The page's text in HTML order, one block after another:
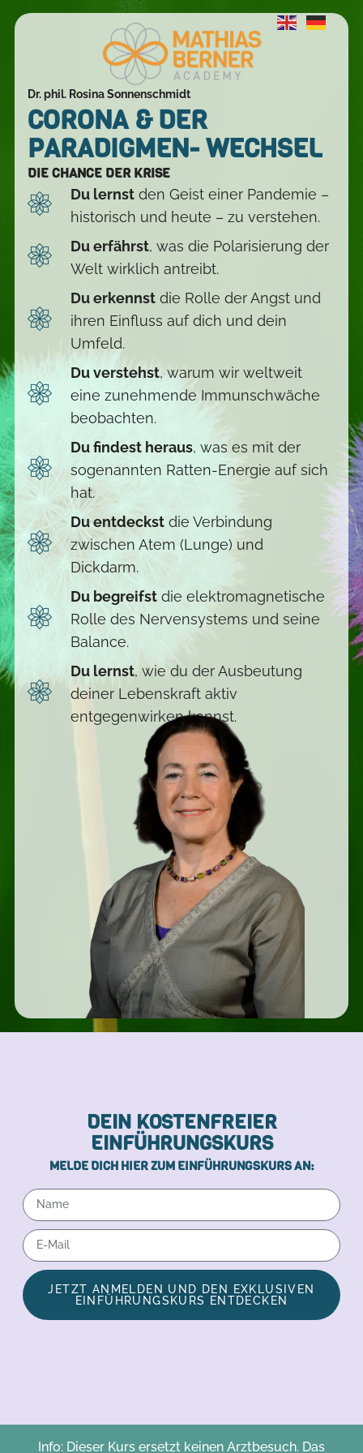
Dr. phil. Rosina Sonnenschmidt
CORONA & DER
PARADIGMEN- WECHSEL
DIE CHANCE DER KRISE
Du lernstden Geist einer Pandemie –
historisch und heute – zu verstehen.
Du erfährst, was die Polarisierung der
Welt wirklich antreibt.
Du erkennstdie Rolle der Angst und
ihren Einfluss auf dich und dein
Umfeld.
Du verstehst, warum wir weltweit
eine zunehmende Immunschwäche
beobachten.
Du findest heraus, was es mit der
sogenannten Ratten-Energie auf sich
hat.
Du entdeckstdie Verbindung
zwischen Atem (Lunge) und
Dickdarm.
Du begreifstdie elektromagnetische
Rolle des Nervensystems und seine
Balance.
Du lernst, wie du der Ausbeutung
deiner Lebenskraft aktiv
entgegenwirken kannst.
DEIN KOSTENFREIER
EINFÜHRUNGSKURS
MELDE DICH HIER ZUM EINFÜHRUNGSKURS AN:
JETZT ANMELDEN UND DEN EXKLUSIVEN
EINFÜHRUNGSKURS ENTDECKEN
Info: Dieser Kurs ersetzt keinen Arztbesuch. Das